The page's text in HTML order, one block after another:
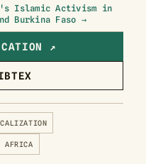
Islamic Activism in
Burkina Faso →
↗
AFRICA